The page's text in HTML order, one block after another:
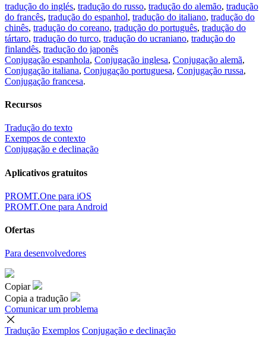
tradução do inglés, tradução do russo, tradução do alemão, tradução
do francês, tradução do espanhol, tradução do italiano, tradução do
chinês, tradução do coreano, tradução do português, tradução do
tártaro, tradução do turco, tradução do ucraniano, tradução do
finlandês, tradução do japonês
Conjugação espanhola, Conjugação inglesa, Conjugação alemã,
Conjugação italiana, Conjugação portuguesa, Conjugação russa,
Conjugação francesa.
Recursos
Tradução do texto
Exempos de contexto
Conjugação e declinação
Aplicativos gratuitos
PROMT.One para iOS
PROMT.One para Android
Ofertas
Para desenvolvedores
Copiar
Copia a tradução
Comunicar um problema
Tradução Exemplos Conjugação e declinação